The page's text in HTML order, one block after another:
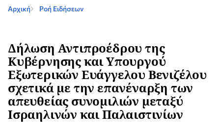
Αρχική Ροή Ειδήσεων
Δήλωση Αντιπροέδρου της
Κυβέρνησης και Υπουργού
Εξωτερικών Ευάγγελου Βενιζέλου
σχετικά με την επανέναρξη των
απευθείας συνομιλιών μεταξύ
Ισραηλινών και Παλαιστινίων